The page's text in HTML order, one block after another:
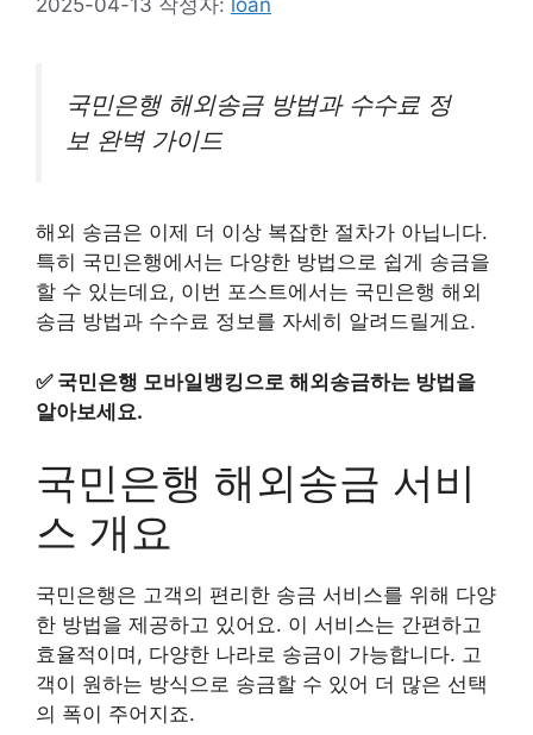
국민은행 해외송금 방법과 수수료 정
보 완벽 가이드
해외 송금은 이제 더 이상 복잡한 절차가 아닙니다.
특히 국민은행에서는 다양한 방법으로 쉽게 송금을
할 수 있는데요, 이번 포스트에서는 국민은행 해외
송금 방법과 수수료 정보를 자세히 알려드릴게요.
✅ 국민은행 모바일뱅킹으로 해외송금하는 방법을
알아보세요.
국민은행 해외송금 서비
스 개요
국민은행은 고객의 편리한 송금 서비스를 위해 다양
한 방법을 제공하고 있어요. 이 서비스는 간편하고
효율적이며, 다양한 나라로 송금이 가능합니다. 고
객이 원하는 방식으로 송금할 수 있어 더 많은 선택
의 폭이 주어지죠.